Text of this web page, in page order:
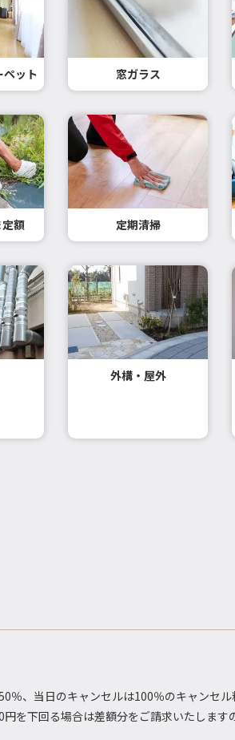
ペット 窓ガラス
額 定期清掃
外構・屋外
、当日のキャンセルは100％のキャンセル
下回る場合は差額分をご請求いたします